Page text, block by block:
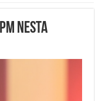
nesta